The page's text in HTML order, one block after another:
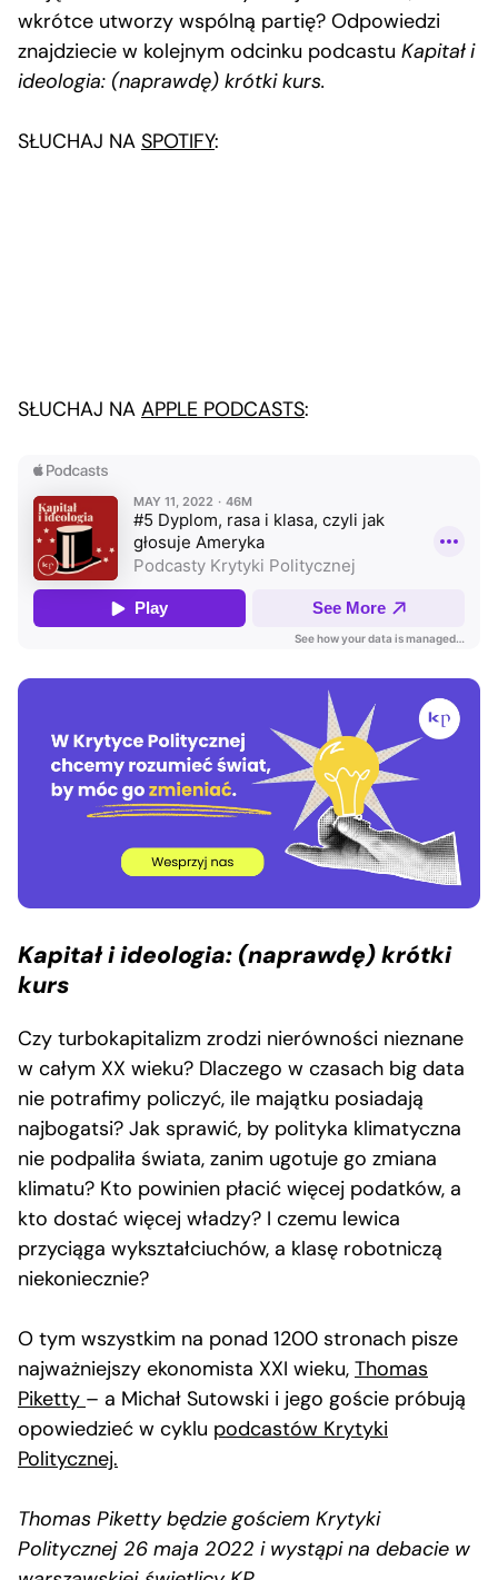
wkrótce utworzy wspólną partię? Odpowiedzi
znajdziecie w kolejnym odcinku podcastu Kapitał i
ideologia: (naprawdę) krótki kurs.
SŁUCHAJ NA SPOTIFY:
SŁUCHAJ NA APPLE PODCASTS:
Kapitał i ideologia: (naprawdę) krótki
kurs
Czy turbokapitalizm zrodzi nierówności nieznane
w całym XX wieku? Dlaczego w czasach big data
nie potrafimy policzyć, ile majątku posiadają
najbogatsi? Jak sprawić, by polityka klimatyczna
nie podpaliła świata, zanim ugotuje go zmiana
klimatu? Kto powinien płacić więcej podatków, a
kto dostać więcej władzy? I czemu lewica
przyciąga wykształciuchów, a klasę robotniczą
niekoniecznie?
O tym wszystkim na ponad 1200 stronach pisze
najważniejszy ekonomista XXI wieku, Thomas
Piketty – a Michał Sutowski i jego goście próbują
opowiedzieć w cyklu podcastów Krytyki
Politycznej.
Thomas Piketty będzie gościem Krytyki
Politycznej 26 maja 2022 i wystąpi na debacie w